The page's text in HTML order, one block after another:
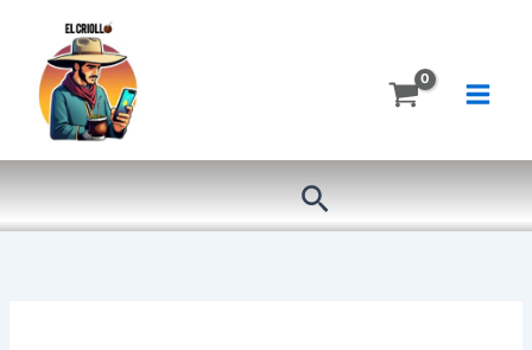
contenido
Buscar